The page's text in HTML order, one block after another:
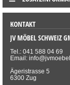
KONTAKT
JV MÖBEL SCHWEIZ
Tel.: 041 588 04 69
Email:
Ägeristrasse 5
6300 Zug